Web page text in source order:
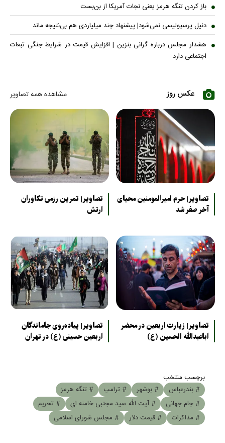
باز کردن تنگه هرمز یعنی نجات آمریکا از بن‌بست
دنیل پرسپولیسی نمی‌شود| پیشنهاد چند میلیاردی هم بی‌نتیجه ماند
هشدار مجلس درباره گرانی بنزین | افزایش قیمت در شرایط جنگی تبعات
اجتماعی دارد
عکس روز مشاهده همه تصاویر
تصاویر| حرم امیرالمومنین محیای
آخر صفر شد
تصاویر| تمرین رزمی تکاوران
ارتش
تصاویر| زیارت اربعین در محضر
اباعبدالله الحسین (ع)
تصاویر| پیاده‌روی جاماندگان
اربعین حسینی (ع) در تهران
برچسب منتخب
# بندرعباس
# بوشهر # ترامپ
# تنگه هرمز
# جام جهانی
# آیت الله سید مجتبی خامنه ای
# تحریم
# مذاکرات
# قیمت دلار # مجلس شورای اسلامی